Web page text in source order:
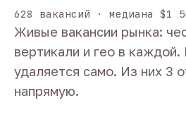
628 вакансий · медиана $1
Живые вакансии рынка:
вертикали и гео в
удаляется само. Из них 3
напрямую.